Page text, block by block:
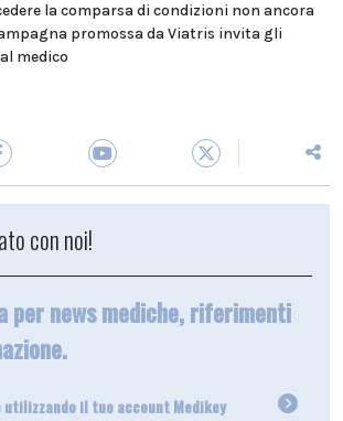
la comparsa di condizioni non ancora
promossa da Viatris invita gli
medico
con noi!
per news mediche, riferimenti
il tuo account Medikey